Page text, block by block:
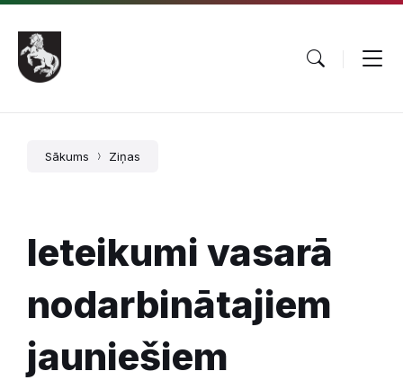
Pāriet
saturu
Skip
main
navigation
Skip
footer
Sākums Ziņas
Ieteikumi vasarā
nodarbinātajiem
jauniešiem